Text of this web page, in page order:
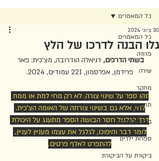
כל המאמרים
פרוזה
שירה
מחקר
תרגום
ביקורת צעירה
ספרות ילדים
ביקורת על הביקורת
כל המאמרים
גלו הבנה לדרכו של הלץ
30 ביוני 2024
בשתי הדרכים, דניאלה הודרובה, מצ'כית: פאר
פרידמן, אפרסמון, 221 עמודים, 2024.
זהו ספר על שינוי צורה. לא רק מחי למת או ממת
לחי, אלא גם בשינוי צורתה של האומה הצ'כית.
דרך הגלגול חסר הבושה הספר מתענג על היכולת
לומר דבר והיפוכו, לגלגל את עצמו מעניין לעניין,
להתפרט לאלף פרטים.